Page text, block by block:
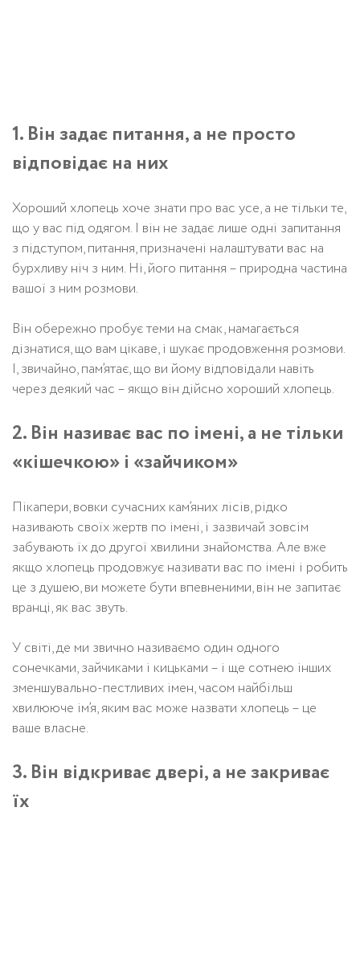
1. Він задає питання, а не просто
відповідає на них
Хороший хлопець хоче знати про вас усе, а не тільки те,
що у вас під одягом. І він не задає лише одні запитання
з підступом, питання, призначені налаштувати вас на
бурхливу ніч з ним. Ні, його питання – природна частина
вашої з ним розмови.
Він обережно пробує теми на смак, намагається
дізнатися, що вам цікаве, і шукає продовження розмови.
І, звичайно, пам’ятає, що ви йому відповідали навіть
через деякий час – якщо він дійсно хороший хлопець.
2. Він називає вас по імені, а не тільки
«кішечкою» і «зайчиком»
Пікапери, вовки сучасних кам’яних лісів, рідко
називають своїх жертв по імені, і зазвичай зовсім
забувають їх до другої хвилини знайомства. Але вже
якщо хлопець продовжує називати вас по імені і робить
це з душею, ви можете бути впевненими, він не запитає
вранці, як вас звуть.
У світі, де ми звично називаємо один одного
сонечками, зайчиками і кицьками – і ще сотнею інших
зменшувально-пестливих імен, часом найбільш
хвилююче ім’я, яким вас може назвати хлопець – це
ваше власне.
3. Він відкриває двері, а не закриває
їх